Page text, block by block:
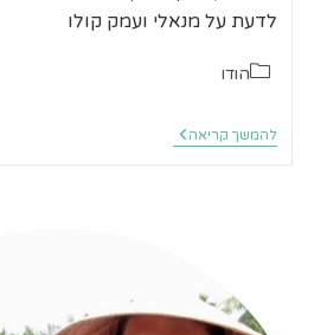
לדעת על מנאלי ועמק קולו
קטגוריה:
הודו
להמשך קריאה שבועיים
במנאלי